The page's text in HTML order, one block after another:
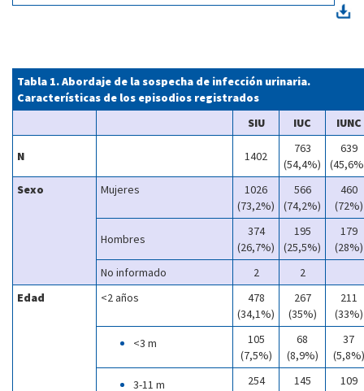
Tabla 1. Abordaje de la sospecha de infección urinaria.
Características de los episodios registrados
SIU
IUC IUNC
N 1402
763
(54,4%)
639
Sexo
Mujeres
1026
(73,2%)
566
(74,2%)
460
(72%)
Hombres
374
(26,7%)
195
(25,5%)
179
(28%)
No informado
2
2
Edad
<2 años
478
(34,1%)
267
(35%)
211
(33%)
<3 m
105
(7,5%)
68
(8,9%)
37
(5,8%)
3-11 m
254
145
109